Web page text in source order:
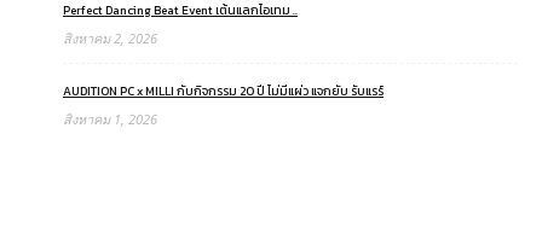
Perfect Dancing Beat Event เต้นแลกไอเทม ..
สิงหาคม 2, 2026
AUDITION PC x MILLI กับกิจกรรม 20 ปี ไม่มีแผ่ว แจกยับ รับแรร์
สิงหาคม 1, 2026